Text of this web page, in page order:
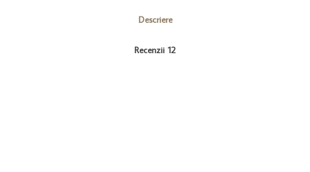
Descriere
Recenzii 12